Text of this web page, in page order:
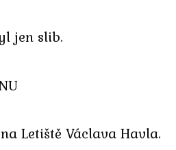
jen slib.
Letiště Václava Havla.